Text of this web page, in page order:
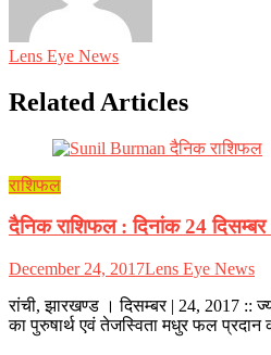
Lens Eye News
Related Articles
राशिफल
दैनिक राशिफल : दिनांक 24 दिसम्बर
December 24, 2017Lens Eye News
रांची, झारखण्ड । दिसम्बर | 24, 2017 ::
का पुरुषार्थ एवं तेजस्विता मधुर फल